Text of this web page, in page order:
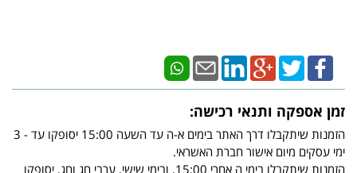
זמן אספקה ותנאי רכישה:
הזמנות שיתקבלו דרך האתר בימים א-ה עד השעה 15:00 יסופקו עד - 3
ימי עסקים מיום אישור חברת האשראי.
הזמנות שיתקבלו בימי ה אחרי 15:00, ובימי שישי, ערבי חג וחג, יסופקו